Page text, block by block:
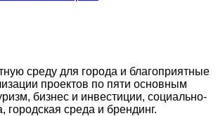
среду для города и благоприятные
проектов по пяти основным
бизнес и инвестиции, социально-
городская среда и брендинг.